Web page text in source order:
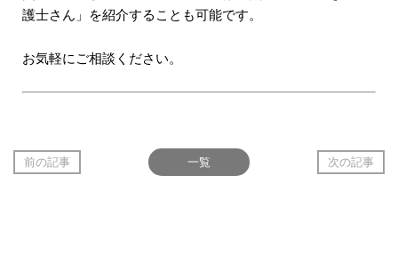
護士さん」を紹介することも可能です。
お気軽にご相談ください。
前の記事 一覧 次の記事